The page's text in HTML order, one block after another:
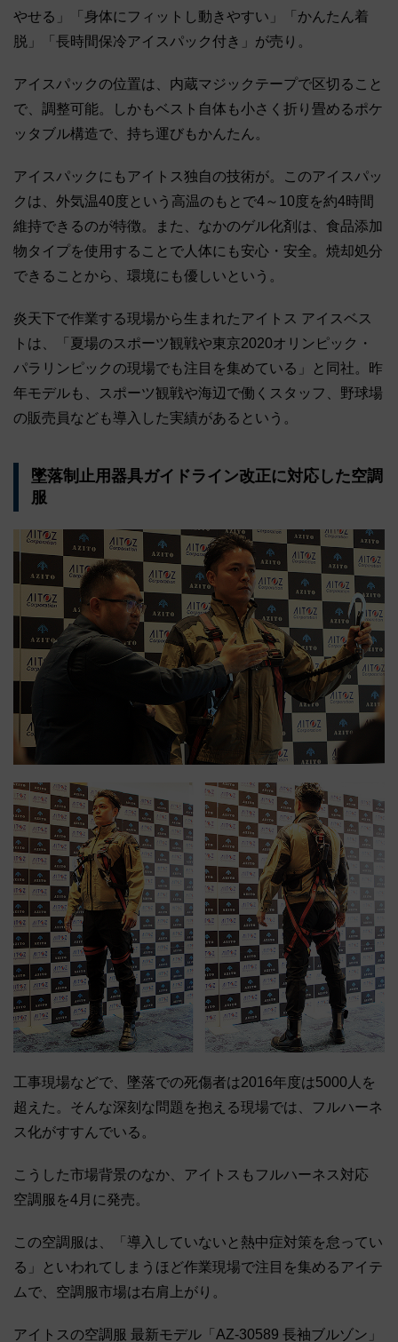
やせる」「身体にフィットし動きやすい」「かんたん着
脱」「長時間保冷アイスパック付き」が売り。
アイスパックの位置は、内蔵マジックテープで区切ること
で、調整可能。しかもベスト自体も小さく折り畳めるポケ
ッタブル構造で、持ち運びもかんたん。
アイスパックにもアイトス独自の技術が。このアイスパッ
クは、外気温40度という高温のもとで4～10度を約4時間
維持できるのが特徴。また、なかのゲル化剤は、食品添加
物タイプを使用することで人体にも安心・安全。焼却処分
できることから、環境にも優しいという。
炎天下で作業する現場から生まれたアイトス アイスベス
トは、「夏場のスポーツ観戦や東京2020オリンピック・
パラリンピックの現場でも注目を集めている」と同社。昨
年モデルも、スポーツ観戦や海辺で働くスタッフ、野球場
の販売員なども導入した実績があるという。
墜落制止用器具ガイドライン改正に対応した空調
服
工事現場などで、墜落での死傷者は2016年度は5000人を
超えた。そんな深刻な問題を抱える現場では、フルハーネ
ス化がすすんでいる。
こうした市場背景のなか、アイトスもフルハーネス対応
空調服を4月に発売。
この空調服は、「導入していないと熱中症対策を怠ってい
る」といわれてしまうほど作業現場で注目を集めるアイテ
ムで、空調服市場は右肩上がり。
アイトスの空調服 最新モデル「AZ-30589 長袖ブルゾン」